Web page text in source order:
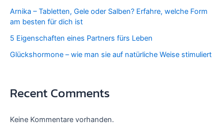
Arnika – Tabletten, Gele oder Salben? Erfahre, welche Form
am besten für dich ist
5 Eigenschaften eines Partners fürs Leben
Glückshormone – wie man sie auf natürliche Weise stimuliert
Recent Comments
Keine Kommentare vorhanden.